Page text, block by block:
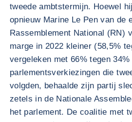
tweede ambtstermijn. Hoewel
opnieuw Marine Le Pen van de
Rassemblement National (RN)
marge in 2022 kleiner (58,5%
vergeleken met 66% tegen
parlementsverkiezingen die
volgden, behaalde zijn partij
zetels in de Nationale
het parlement. De coalitie met